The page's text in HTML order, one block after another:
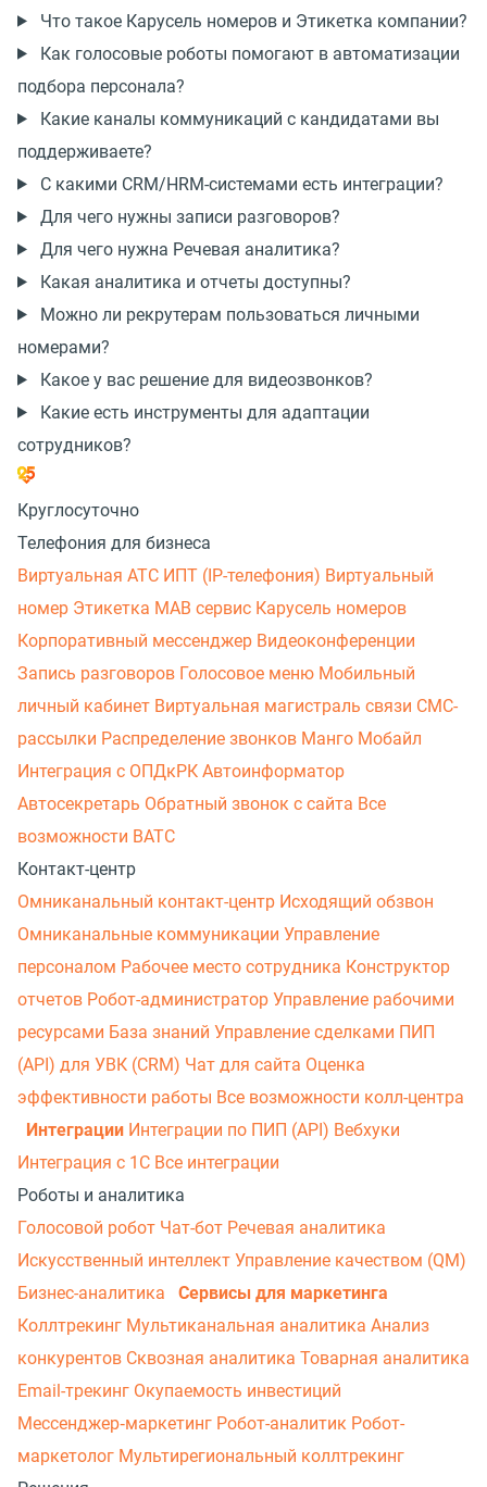
Что такое Карусель номеров и Этикетка компании?
Как голосовые роботы помогают в автоматизации
подбора персонала?
Какие каналы коммуникаций с кандидатами вы
поддерживаете?
С какими CRM/HRM-системами есть интеграции?
Для чего нужны записи разговоров?
Для чего нужна Речевая аналитика?
Какая аналитика и отчеты доступны?
Можно ли рекрутерам пользоваться личными
номерами?
Какое у вас решение для видеозвонков?
Какие есть инструменты для адаптации
сотрудников?
Круглосуточно
Телефония для бизнеса
Виртуальная АТС ИПТ (IP-телефония) Виртуальный
номер Этикетка МАВ сервис Карусель номеров
Корпоративный мессенджер Видеоконференции
Запись разговоров Голосовое меню Мобильный
личный кабинет Виртуальная магистраль связи СМС-
рассылки Распределение звонков Манго Мобайл
Интеграция с ОПДкРК Автоинформатор
Автосекретарь Обратный звонок с сайта Все
возможности ВАТС
Контакт-центр
Омниканальный контакт-центр Исходящий обзвон
Омниканальные коммуникации Управление
персоналом Рабочее место сотрудника Конструктор
отчетов Робот-администратор Управление рабочими
ресурсами База знаний Управление сделками ПИП
(API) для УВК (CRM) Чат для сайта Оценка
эффективности работы Все возможности колл-центра
Интеграции Интеграции по ПИП (API) Вебхуки
Интеграция с 1С Все интеграции
Роботы и аналитика
Голосовой робот Чат-бот Речевая аналитика
Искусственный интеллект Управление качеством (QM)
Бизнес-аналитика
Сервисы для маркетинга
Коллтрекинг Мультиканальная аналитика Анализ
конкурентов Сквозная аналитика Товарная аналитика
Email-трекинг Окупаемость инвестиций
Мессенджер‑маркетинг Робот-аналитик Робот-
маркетолог Мультирегиональный коллтрекинг